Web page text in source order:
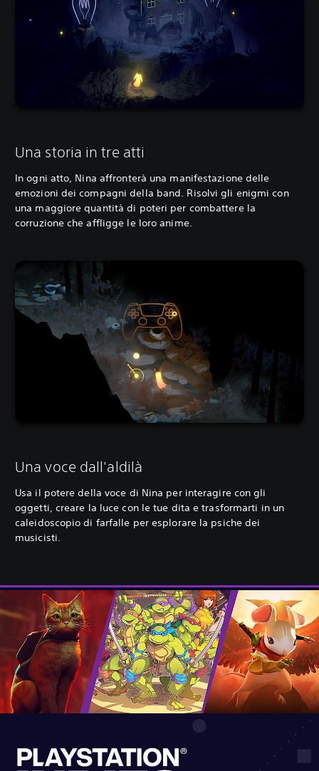
Una storia in tre atti
In ogni atto, Nina affronterà una manifestazione delle
emozioni dei compagni della band. Risolvi gli enigmi con
una maggiore quantità di poteri per combattere la
corruzione che affligge le loro anime.
Una voce dall'aldilà
Usa il potere della voce di Nina per interagire con gli
oggetti, creare la luce con le tue dita e trasformarti in un
caleidoscopio di farfalle per esplorare la psiche dei
musicisti.